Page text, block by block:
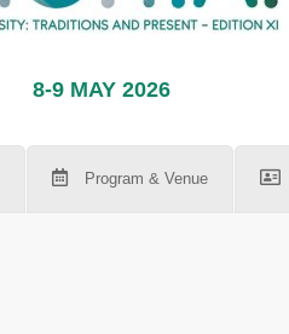
8-9 MAY 2026
Program & Venue